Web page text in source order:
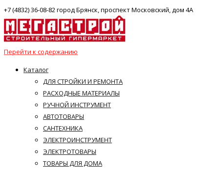
+7 (4832) 36-08-82 город Брянск, проспект Московский, дом 4А
Перейти к содержанию
Каталог
ДЛЯ СТРОЙКИ И РЕМОНТА
РАСХОДНЫЕ МАТЕРИАЛЫ
РУЧНОЙ ИНСТРУМЕНТ
АВТОТОВАРЫ
САНТЕХНИКА
ЭЛЕКТРОИНСТРУМЕНТ
ЭЛЕКТРОТОВАРЫ
ТОВАРЫ ДЛЯ ДОМА